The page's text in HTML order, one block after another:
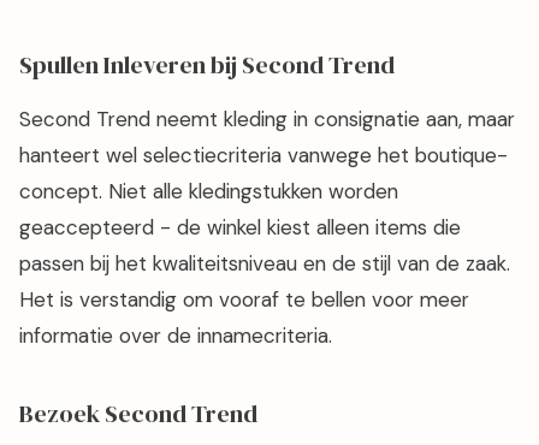
Spullen Inleveren bij Second Trend
Second Trend neemt kleding in consignatie aan, maar
hanteert wel selectiecriteria vanwege het boutique-
concept. Niet alle kledingstukken worden
geaccepteerd - de winkel kiest alleen items die
passen bij het kwaliteitsniveau en de stijl van de zaak.
Het is verstandig om vooraf te bellen voor meer
informatie over de innamecriteria.
Bezoek Second Trend